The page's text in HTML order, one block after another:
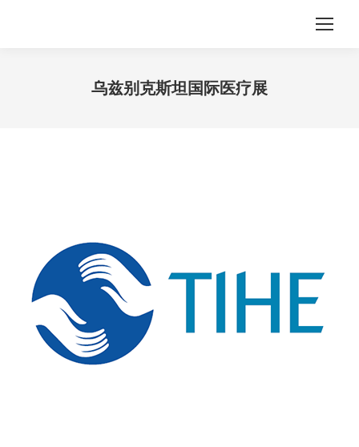
乌兹别克斯坦国际医疗展